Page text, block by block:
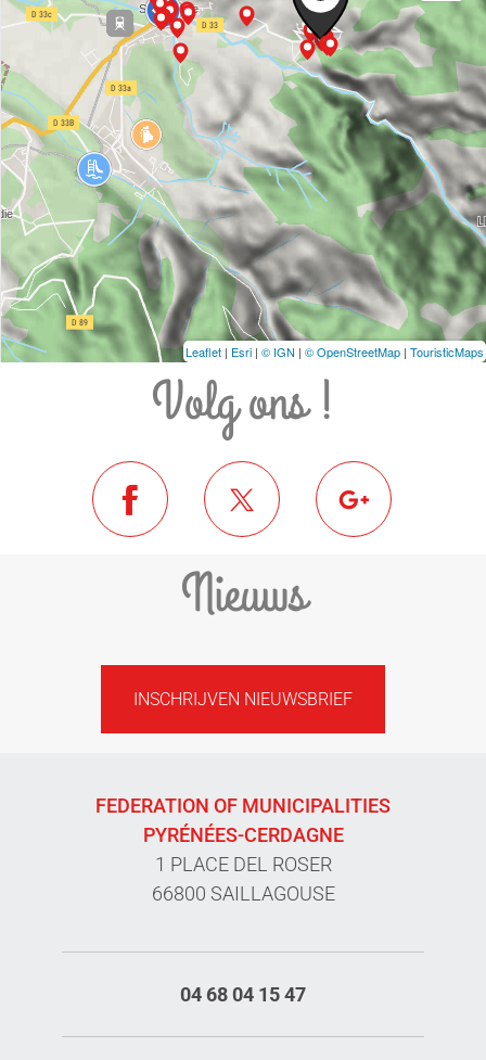
Leaflet | Esri | © IGN | © OpenStreetMap | TouristicMaps
Volg ons !
Nieuws
INSCHRIJVEN NIEUWSBRIEF
FEDERATION OF MUNICIPALITIES
PYRÉNÉES-CERDAGNE
1 PLACE DEL ROSER
66800 SAILLAGOUSE
04 68 04 15 47